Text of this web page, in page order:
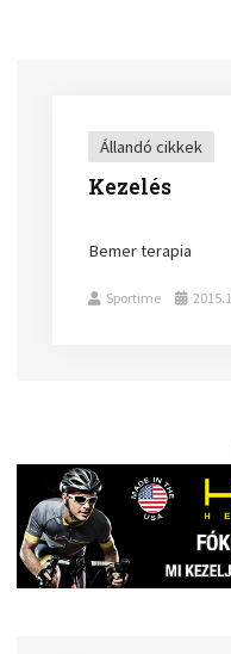
Állandó cikkek
Kezelés
Bemer terapia
Sportime